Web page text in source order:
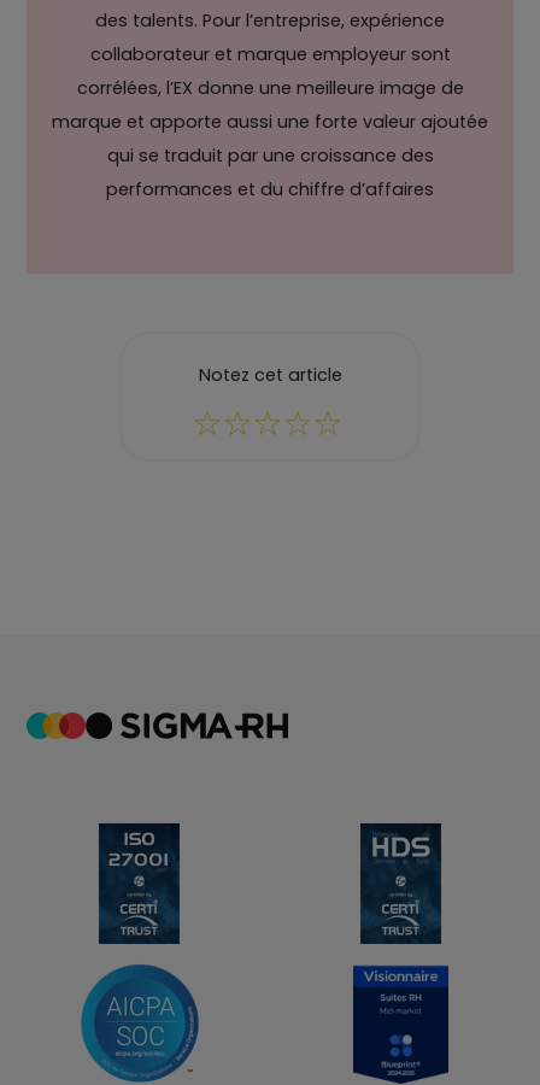
des talents. Pour l’entreprise, expérience
collaborateur et marque employeursont
corrélées, l’EX donne une meilleure image de
marque et apporte aussi une forte valeur ajoutée
qui se traduit par une croissance des
performances et du chiffre d’affaires
Notez cet article